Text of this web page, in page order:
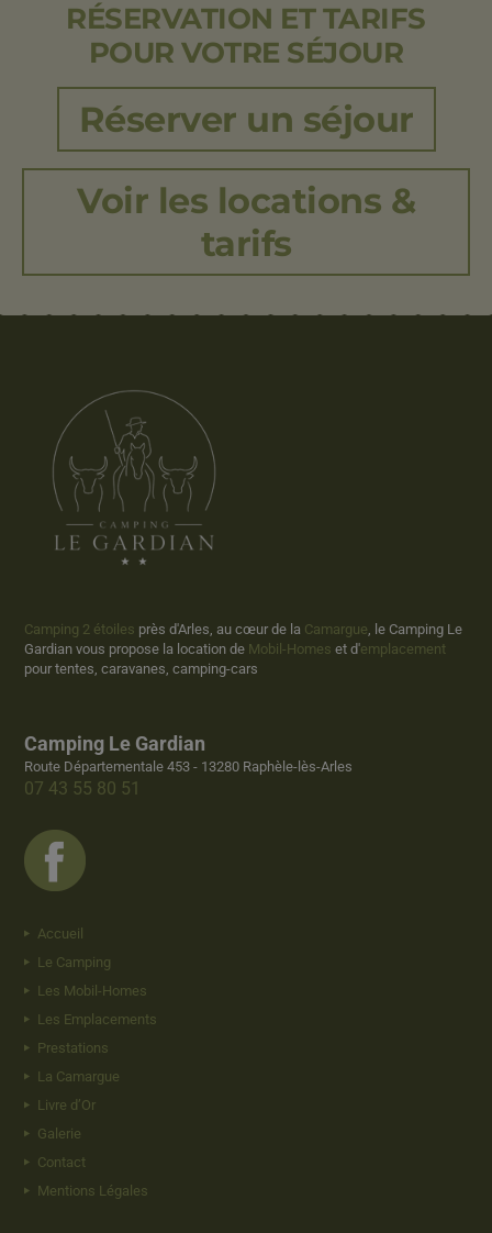
RÉSERVATION ET TARIFS
POUR VOTRE SÉJOUR
Réserver un séjour
Voir les locations &
tarifs
Camping 2 étoiles près d'Arles, au cœur de la Camargue, le Camping Le
Gardian vous propose la location de Mobil-Homes et d'emplacement
pour tentes, caravanes, camping-cars
Camping Le Gardian
Route Départementale 453 - 13280 Raphèle-lès-Arles
07 43 55 80 51
Accueil
Le Camping
Les Mobil-Homes
Les Emplacements
Prestations
La Camargue
Livre d’Or
Galerie
Contact
Mentions Légales